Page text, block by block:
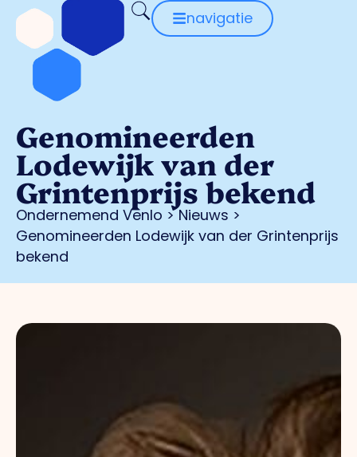
navigatie
Genomineerden
Lodewijk van der
Grintenprijs bekend
Ondernemend Venlo >Nieuws >
Genomineerden Lodewijk van der Grintenprijs
bekend